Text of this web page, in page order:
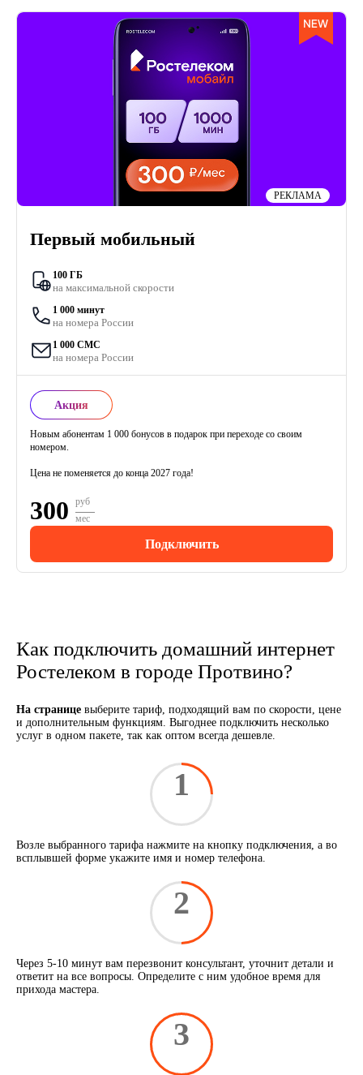
Первый мобильный
100 ГБ
на максимальной скорости
1 000 минут
на номера России
1 000 СМС
на номера России
Акция
Новым абонентам 1 000 бонусов в подарок при переходе со своим
номером.
Цена не поменяется до конца 2027 года!
300
руб
мес
Подключить
РЕКЛАМА
Как подключить домашний интернет
Ростелеком в городе Протвино?
На странице выберите тариф, подходящий вам по скорости, цене
и дополнительным функциям. Выгоднее подключить несколько
услуг в одном пакете, так как оптом всегда дешевле.
1
Возле выбранного тарифа нажмите на кнопку подключения, а во
всплывшей форме укажите имя и номер телефона.
2
Через 5-10 минут вам перезвонит консультант, уточнит детали и
ответит на все вопросы. Определите с ним удобное время для
прихода мастера.
3